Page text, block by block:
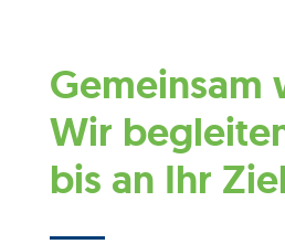
Gemeinsam
Wir
bis an Ihr